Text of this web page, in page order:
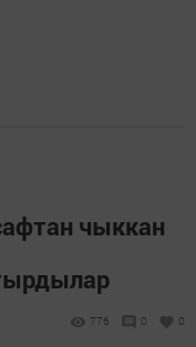
чыккан
776 0 0